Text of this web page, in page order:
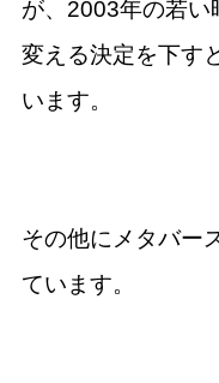
が、2003年の若い
変える決定を下す
います。
その他にメタバー
ています。